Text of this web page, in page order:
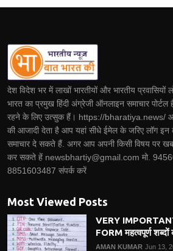
देश विदेश भर में लाखों भारतीयों और भारतीय
भारत का प्रमुख हिंदी अंग्रेजी ऑनलाइन समाचार
रहने के लिए उत्सुक हैं। https://bharatiya.news/
की आजादी देता है आप यहां सीधे ईमेल के जरिए लॉग
समाचार दे सकते हैं. अगर आप अपनी किसी विषय पर
कर सकते हें newsbhartiy@gmail.com मो.
8851603487 संपर्क करें
Most Viewed Posts
VERY
FORM महत्वपूर्ण
AMAN KUMAR Jun 13,